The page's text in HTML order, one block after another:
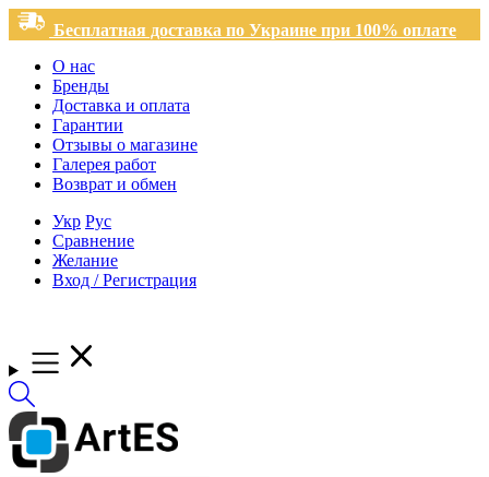
Бесплатная доставка по Украине при 100% оплате
О нас
Бренды
Доставка и оплата
Гарантии
Отзывы о магазине
Галерея работ
Возврат и обмен
Укр Рус
Сравнение
Желание
Вход / Регистрация